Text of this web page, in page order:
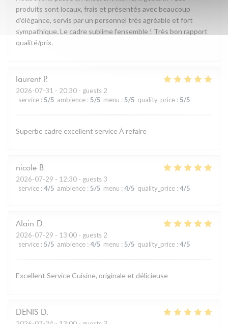
produits sont locaux, frais et présentés avec beaucoup
d'élégance, servis par un personnel très agréable et fort
sympathique. Le cadre sublime l'ensemble ! Très bon rapport
qualité/prix.
laurent P
2026-07-31 - 20:30 - guests 2
service : 5/5 ambience : 5/5 menu : 5/5 quality_price : 5/5
Superbe cadre excellent service À refaire
nicole B
2026-07-29 - 12:30 - guests 3
service : 4/5 ambience : 5/5 menu : 4/5 quality_price : 4/5
Alain D
2026-07-29 - 13:00 - guests 2
service : 5/5 ambience : 4/5 menu : 5/5 quality_price : 4/5
Excellent Service Cuisine, originale et délicieuse
DENIS D